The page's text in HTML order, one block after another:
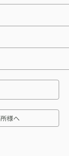
様へ